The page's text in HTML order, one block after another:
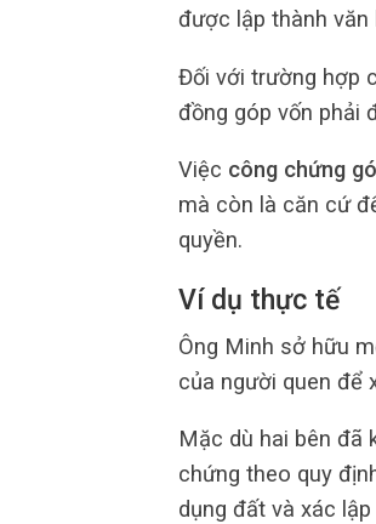
được lập thành văn
Đối với trường hợp
đồng góp vốn phải
Việc công chứng
mà còn là căn cứ
quyền.
Ví dụ thực tế
Ông Minh sở hữu
của người quen để
Mặc dù hai bên đã
chứng theo quy
dụng đất và xác